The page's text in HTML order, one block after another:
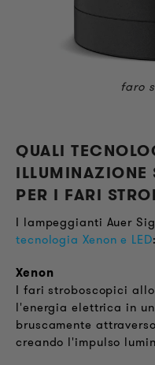
faro
QUALI
ILLUMINAZIONE
PER I FARI
I lampeggianti Auer
tecnologia Xenon e LED:
Xenon
I fari stroboscopici
l'energia elettrica in
bruscamente
creando l'impulso